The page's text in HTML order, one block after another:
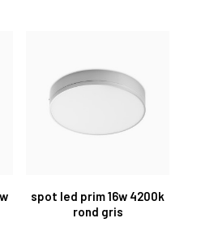
spot led prim 16w 4200k
rond gris